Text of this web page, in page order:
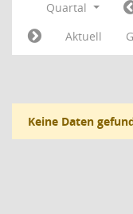
Quartal
Aktuell
Keine Daten